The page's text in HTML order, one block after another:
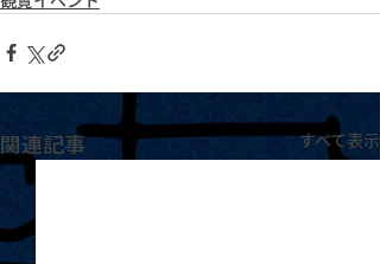
関連記事 すべて表示